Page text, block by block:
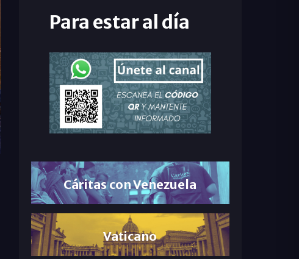
Para estar al día
Cáritas con Venezuela
Vaticano